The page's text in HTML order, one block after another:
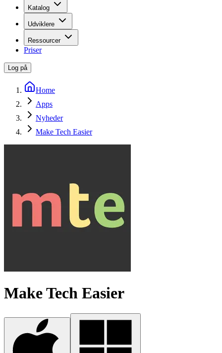
Katalog
Udviklere
Ressourcer
Priser
Log på
Home
Apps
Nyheder
Make Tech Easier
Make Tech Easier